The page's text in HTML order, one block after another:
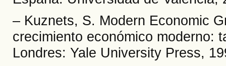
– Kuznets, S. Modern Economic
crecimiento económico moderno:
Londres: Yale University Press,